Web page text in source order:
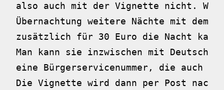
also auch mit der Vignette nicht.
Übernachtung weitere Nächte mit
zusätzlich für 30 Euro die Nacht
Man kann sie inzwischen mit
eine Bürgerservicenummer, die auch
Die Vignette wird dann per Post nach